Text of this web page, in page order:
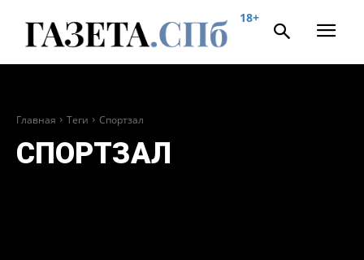
18+
Главная Теги Спортзал
СПОРТЗАЛ